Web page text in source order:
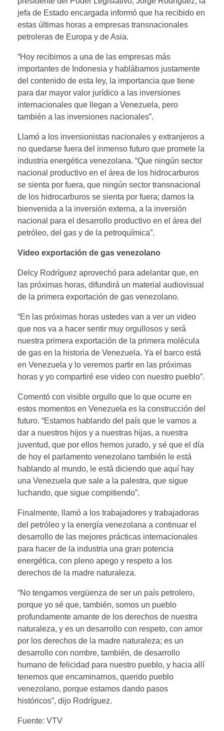
jefa de Estado encargada informó que ha recibido en
estas últimas horas a empresas transnacionales
petroleras de Europa y de Asia.
“Hoy recibimos a una de las empresas más
importantes de Indonesia y hablábamos justamente
del contenido de esta ley, la importancia que tiene
para dar mayor valor jurídico a las inversiones
internacionales que llegan a Venezuela, pero
también a las inversiones nacionales”.
Llamó a los inversionistas nacionales y extranjeros a
no quedarse fuera del inmenso futuro que promete la
industria energética venezolana. “Que ningún sector
nacional productivo en el área de los hidrocarburos
se sienta por fuera, que ningún sector transnacional
de los hidrocarburos se sienta por fuera; damos la
bienvenida a la inversión externa, a la inversión
nacional para el desarrollo productivo en el área del
petróleo, del gas y de la petroquímica”.
Video exportación de gas venezolano
Delcy Rodríguez aprovechó para adelantar que, en
las próximas horas, difundirá un material audiovisual
de la primera exportación de gas venezolano.
“En las próximas horas ustedes van a ver un video
que nos va a hacer sentir muy orgullosos y será
nuestra primera exportación de la primera molécula
de gas en la historia de Venezuela. Ya el barco está
en Venezuela y lo veremos partir en las próximas
horas y yo compartiré ese video con nuestro pueblo”.
Comentó con visible orgullo que lo que ocurre en
estos momentos en Venezuela es la construcción del
futuro. “Estamos hablando del país que le vamos a
dar a nuestros hijos y a nuestras hijas, a nuestra
juventud, que por ellos hemos jurado, y sé que el día
de hoy el parlamento venezolano también le está
hablando al mundo, le está diciendo que aquí hay
una Venezuela que sale a la palestra, que sigue
luchando, que sigue compitiendo”.
Finalmente, llamó a los trabajadores y trabajadoras
del petróleo y la energía venezolana a continuar el
desarrollo de las mejores prácticas internacionales
para hacer de la industria una gran potencia
energética, con pleno apego y respeto a los
derechos de la madre naturaleza.
“No tengamos vergüenza de ser un país petrolero,
porque yo sé que, también, somos un pueblo
profundamente amante de los derechos de nuestra
naturaleza, y es un desarrollo con respeto, con amor
por los derechos de la madre naturaleza; es un
desarrollo con nombre, también, de desarrollo
humano de felicidad para nuestro pueblo, y hacia allí
tenemos que encaminarnos, querido pueblo
venezolano, porque estamos dando pasos
históricos”, dijo Rodríguez.
Fuente: VTV